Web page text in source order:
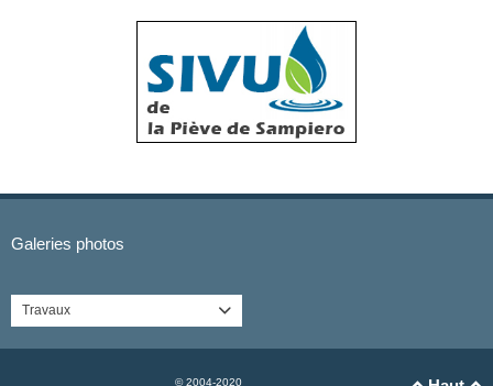
Galeries photos
Travaux 
© 2004-2020